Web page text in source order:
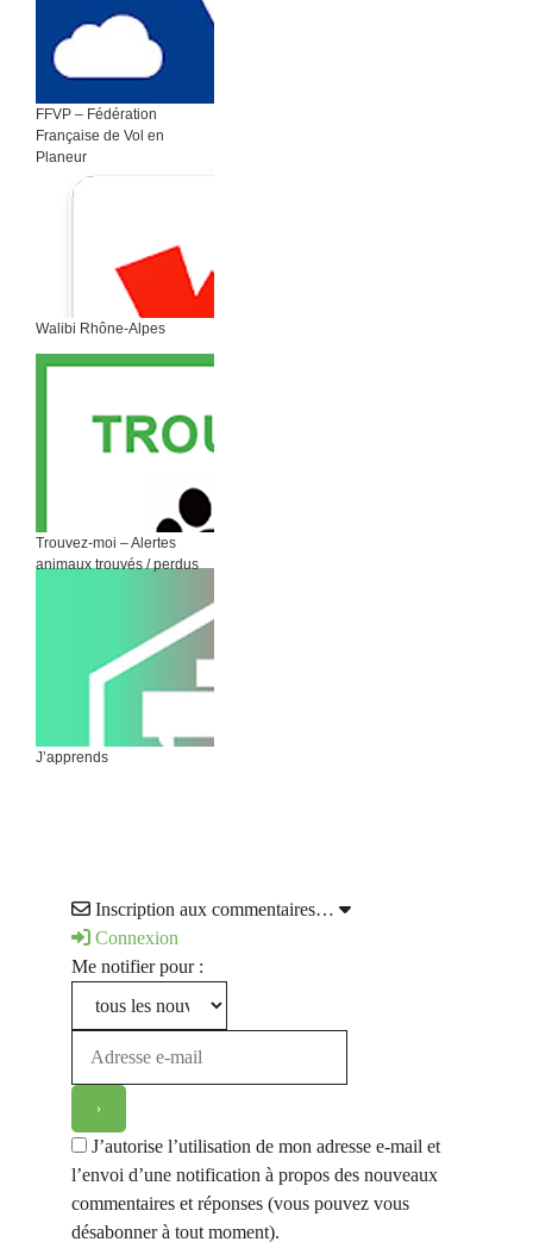
FFVP – Fédération
Française de Vol en
Planeur
Walibi Rhône-Alpes
Trouvez-moi – Alertes
animaux trouvés / perdus
J’apprends
Inscription aux commentaires…
Connexion
Me notifier pour :
J’autorise l’utilisation de mon adresse e-mail et
l’envoi d’une notification à propos des nouveaux
commentaires et réponses (vous pouvez vous
désabonner à tout moment).